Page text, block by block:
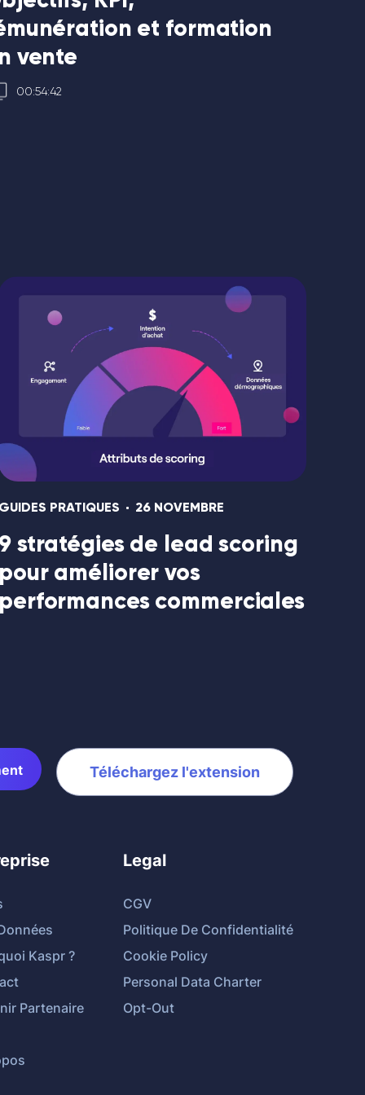
et formation
vente
00:54:42
GUIDES PRATIQUES 26 NOVEMBRE
9 stratégies de lead scoring
pour améliorer vos
performances commerciales
Téléchargez l'extension
Kaspr ?
Partenaire
Legal
CGV
Politique De Confidentialité
Cookie Policy
Personal Data Charter
Opt-Out